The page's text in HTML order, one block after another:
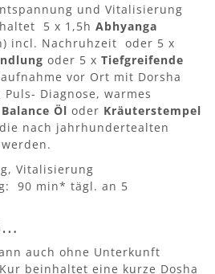
und Vitalisierung
5 x 1,5h Abhyanga
incl. Nachruhzeit oder 5 x
oder 5 x Tiefgreifende
vor Ort mit Dorsha
Diagnose, warmes
Öl oder Kräuterstempel
die nach jahrhundertealten
Vitalisierung
90 min* tägl. an 5
auch ohne Unterkunft
beinhaltet eine kurze Dosha